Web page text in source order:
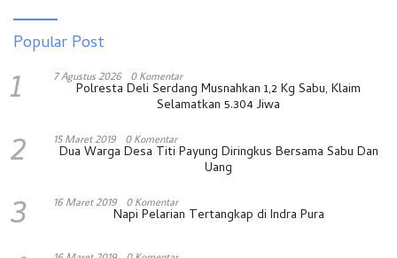
Popular Post
1 7 Agustus 2026 0 Komentar
Polresta Deli Serdang Musnahkan 1,2 Kg Sabu, Klaim
Selamatkan 5.304 Jiwa
2 15 Maret 2019 0 Komentar
Dua Warga Desa Titi Payung Diringkus Bersama Sabu Dan
Uang
3 16 Maret 2019 0 Komentar
Napi Pelarian Tertangkap di Indra Pura